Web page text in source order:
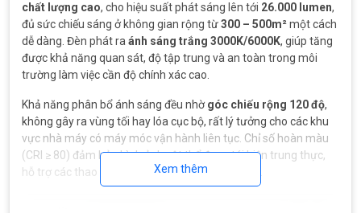
chất lượng cao, cho hiệu suất phát sáng lên tới 26.000 lumen,
đủ sức chiếu sáng ở không gian rộng từ300 – 500m²một cách
dễ dàng. Đèn phát ra ánh sáng trắng 3000K/6000K, giúp tăng
được khả năng quan sát, độ tập trung và an toàn trong môi
trường làm việc cần độ chính xác cao.
Khả năng phân bổ ánh sáng đều nhờgóc chiếu rộng 120 độ,
không gây ra vùng tối hay lóa cục bộ, rất lý tưởng cho các khu
vực nhà máy có máy móc vận hành liên tục. Chỉ số hoàn màu
(CRI ≥ 80) đảm bảo hình ảnh vật thể được tái hiện trung thực,
hỗ trợ các thao tác kỹ thuật đòi hỏi độ chính xác.
Xem thêm